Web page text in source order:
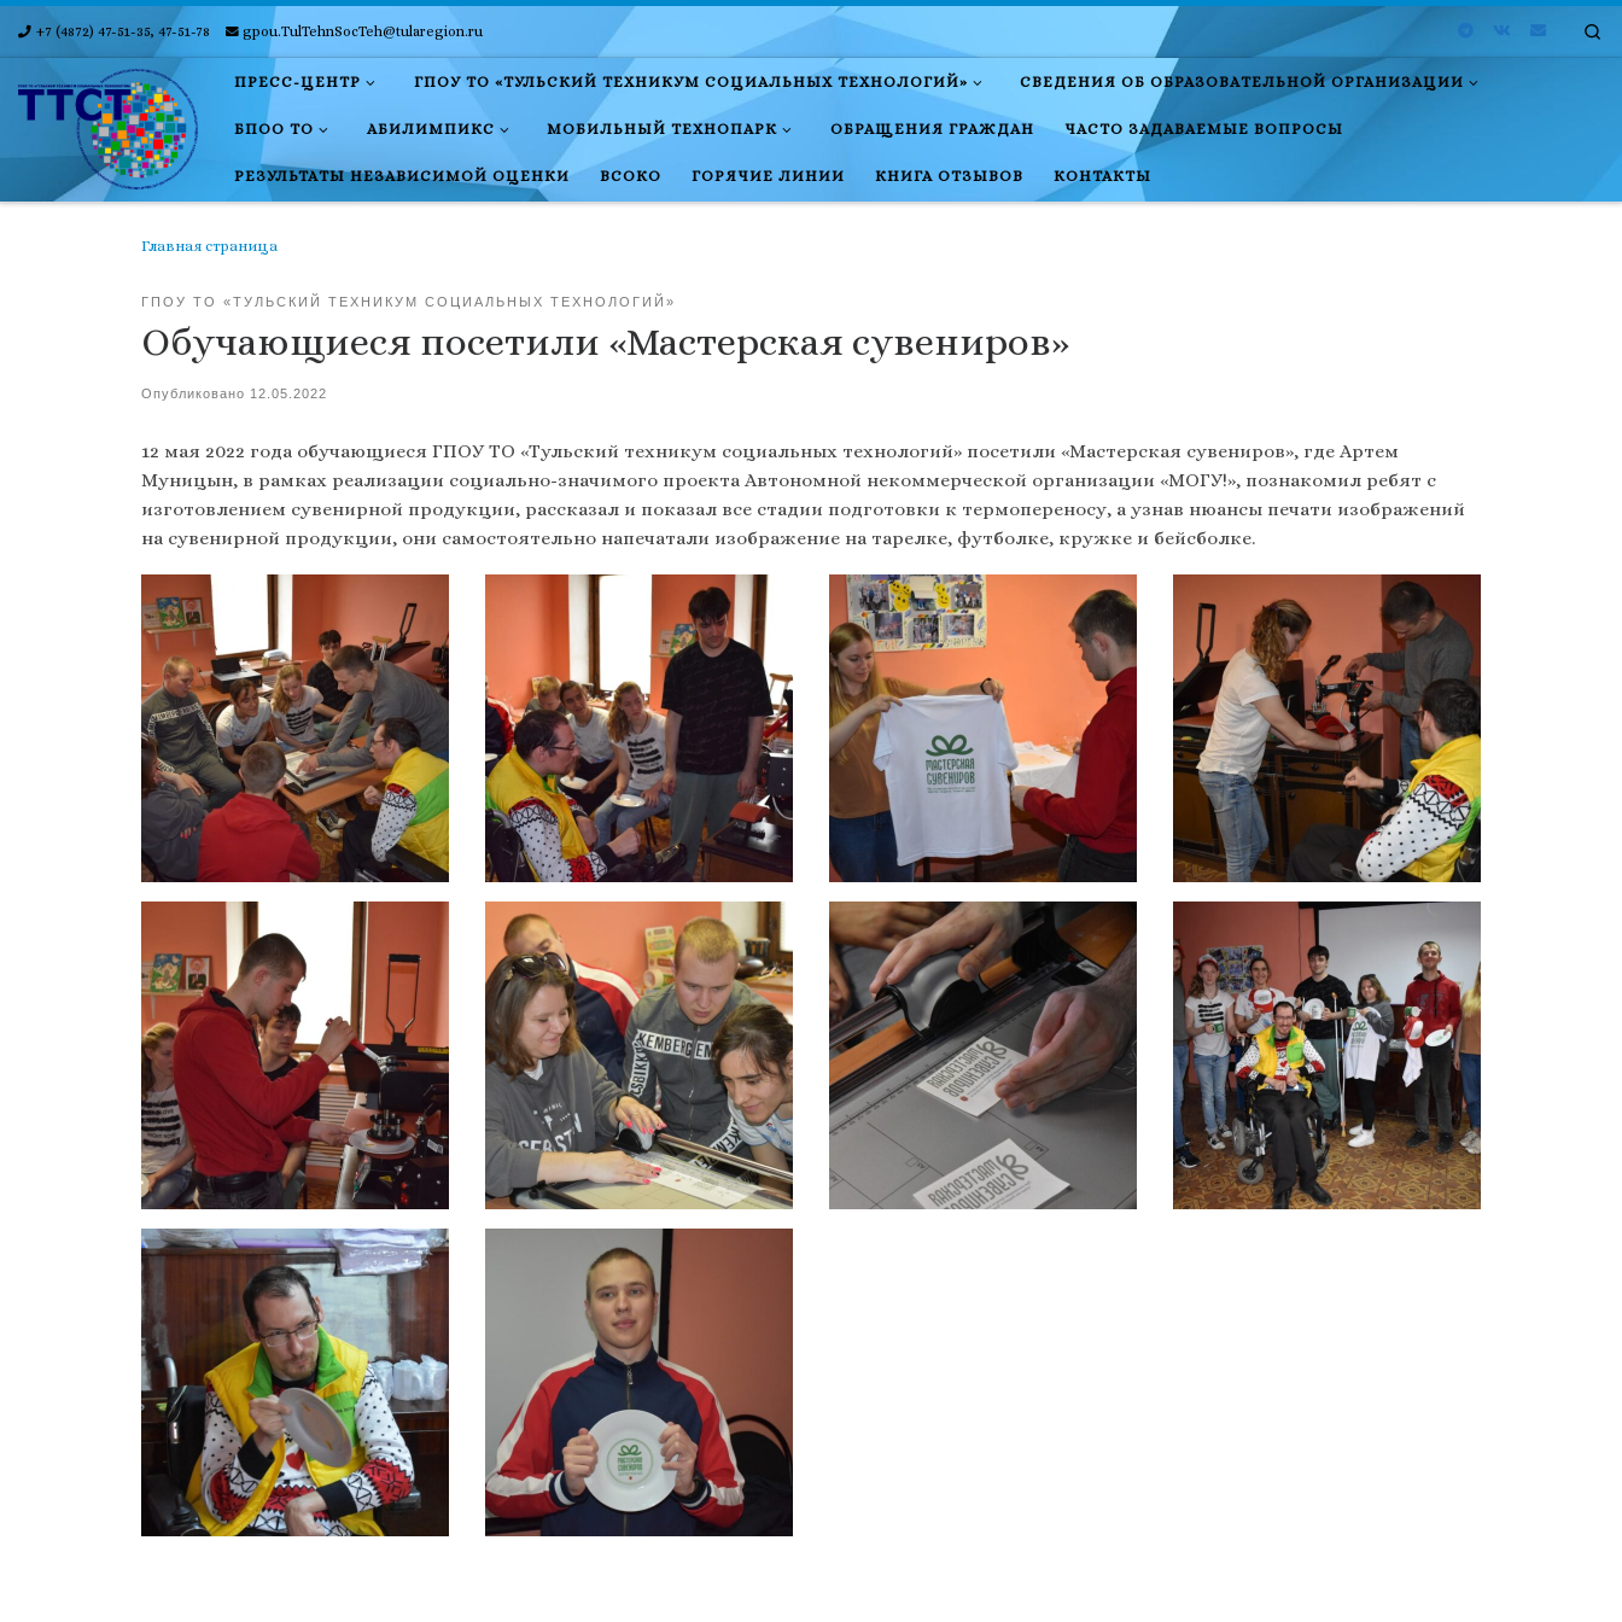
Skip to content
+7 (4872) 47-51-35, 47-51-78 gpou.TulTehnSocTeh@tularegion.ru
ПРЕСС-ЦЕНТР ГПОУ ТО «ТУЛЬСКИЙ ТЕХНИКУМ СОЦИАЛЬНЫХ ТЕХНОЛОГИЙ» СВЕДЕНИЯ ОБ ОБРАЗОВАТЕЛЬНОЙ ОРГАНИЗАЦИИ
БПОО ТО АБИЛИМПИКС МОБИЛЬНЫЙ ТЕХНОПАРК ОБРАЩЕНИЯ ГРАЖДАН ЧАСТО ЗАДАВАЕМЫЕ ВОПРОСЫ
РЕЗУЛЬТАТЫ НЕЗАВИСИМОЙ ОЦЕНКИ ВСОКО ГОРЯЧИЕ ЛИНИИ КНИГА ОТЗЫВОВ КОНТАКТЫ
Главная страница
ГПОУ ТО «ТУЛЬСКИЙ ТЕХНИКУМ СОЦИАЛЬНЫХ ТЕХНОЛОГИЙ»
Обучающиеся посетили «Мастерская сувениров»
Опубликовано 12.05.2022
12 мая 2022 года обучающиеся ГПОУ ТО «Тульский техникум социальных технологий» посетили «Мастерская сувениров», где Артем
Муницын, в рамках реализации социально-значимого проекта Автономной некоммерческой организации «МОГУ!», познакомил ребят с
изготовлением сувенирной продукции, рассказал и показал все стадии подготовки к термопереносу, а узнав нюансы печати изображений
на сувенирной продукции, они самостоятельно напечатали изображение на тарелке, футболке, кружке и бейсболке.